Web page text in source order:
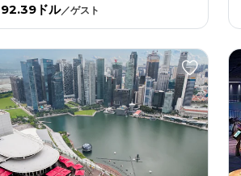
92.39ドル／ゲスト